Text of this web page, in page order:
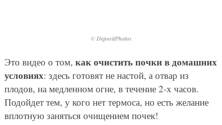
© DepositPhotos
Это видео о том, как очистить почки в домашних
условиях: здесь готовят не настой, а отвар из
плодов, на медленном огне, в течение 2-х часов.
Подойдет тем, у кого нет термоса, но есть желание
вплотную заняться очищением почек!